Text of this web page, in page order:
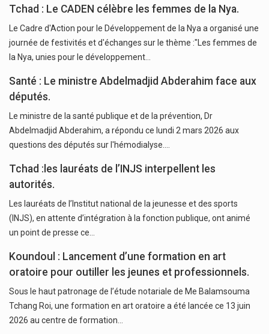
Tchad : Le CADEN célèbre les femmes de la Nya.
Le Cadre d'Action pour le Développement de la Nya a organisé une
journée de festivités et d'échanges sur le thème :"Les femmes de
la Nya, unies pour le développement…
Santé : Le ministre Abdelmadjid Abderahim face aux
députés.
Le ministre de la santé publique et de la prévention, Dr
Abdelmadjid Abderahim, a répondu ce lundi 2 mars 2026 aux
questions des députés sur l'hémodialyse.…
Tchad :les lauréats de l’INJS interpellent les
autorités.
Les lauréats de l’Institut national de la jeunesse et des sports
(INJS), en attente d’intégration à la fonction publique, ont animé
un point de presse ce…
Koundoul : Lancement d’une formation en art
oratoire pour outiller les jeunes et professionnels.
Sous le haut patronage de l’étude notariale de Me Balamsouma
Tchang Roi, une formation en art oratoire a été lancée ce 13 juin
2026 au centre de formation…